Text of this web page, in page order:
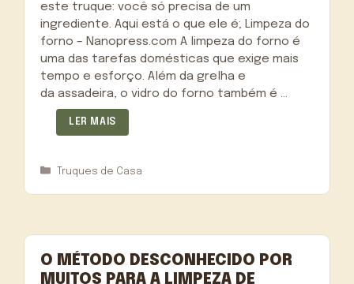
este truque: você só precisa de um
ingrediente. Aqui está o que ele é; Limpeza do
forno – Nanopress.com A limpeza do forno é
uma das tarefas domésticas que exige mais
tempo e esforço. Além da grelha e
da assadeira, o vidro do forno também é …
LER MAIS
Categorias
Truques de Casa
O MÉTODO DESCONHECIDO POR
MUITOS PARA A LIMPEZA DE